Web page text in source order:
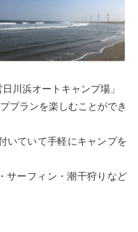
川浜オートキャンプ場」
プランを楽しむことができ
いていて手軽にキャンプを
サーフィン・潮干狩りなど